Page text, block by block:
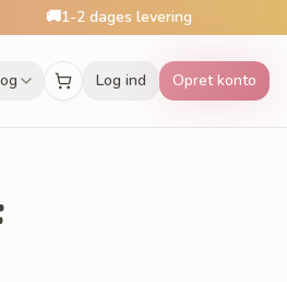
1-2 dages levering
Log ind Opret konto